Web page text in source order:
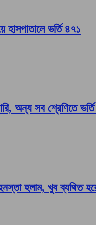
হাসপাতালে ভর্তি ৪৭১
অন্য সব শ্রেণিতে ভর্তি
হলাম, খুব ব্যথিত